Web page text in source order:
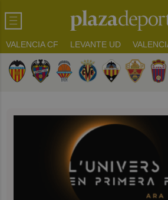
VALENCIA CF LEVANTE UD